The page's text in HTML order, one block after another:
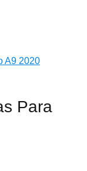
A9 2020
Para